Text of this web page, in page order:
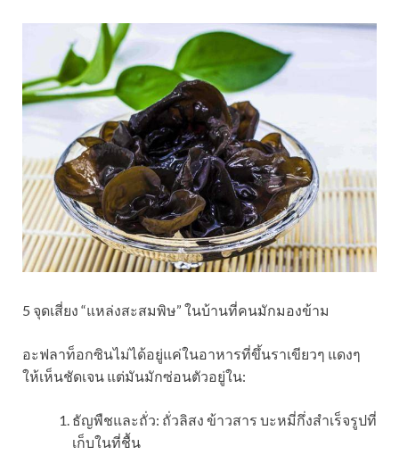
5 จุดเสี่ยง “แหล่งสะสมพิษ” ในบ้านที่คนมักมองข้าม
อะฟลาท็อกซินไม่ได้อยู่แค่ในอาหารที่ขึ้นราเขียวๆ แดงๆ
ให้เห็นชัดเจน แต่มันมักซ่อนตัวอยู่ใน:
ธัญพืชและถั่ว: ถั่วลิสง ข้าวสาร บะหมี่กึ่งสำเร็จรูปที่
เก็บในที่ชื้น